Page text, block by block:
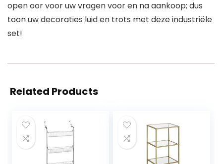
open oor voor uw vragen voor en na aankoop; dus
toon uw decoraties luid en trots met deze industriële
set!
Related Products